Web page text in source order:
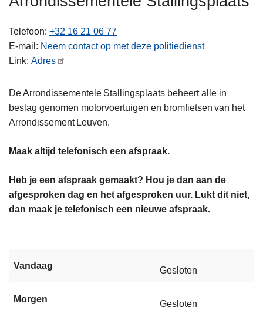
Telefoon +32 16 21 06 77
E-mail
Neem contact op met deze politiedienst
Link Adres
De Arrondissementele Stallingsplaats beheert alle in
beslag genomen motorvoertuigen en bromfietsen van het
Arrondissement Leuven.
Maak altijd telefonisch een afspraak.
Heb je een afspraak gemaakt? Hou je dan aan de
afgesproken dag en het afgesproken uur. Lukt dit niet,
dan maak je telefonisch een nieuwe afspraak.
Vandaag Gesloten
Morgen Gesloten